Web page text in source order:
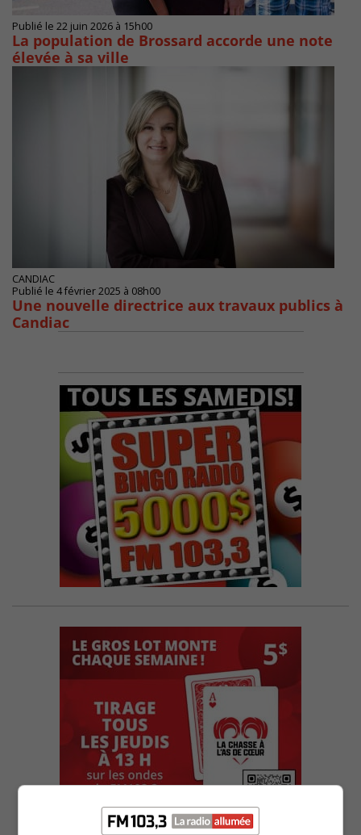
Publié le 22 juin 2026 à 15h00
La population de Brossard accorde une note
élevée à sa ville
CANDIAC
Publié le 4 février 2025 à 08h00
Une nouvelle directrice aux travaux publics à
Candiac